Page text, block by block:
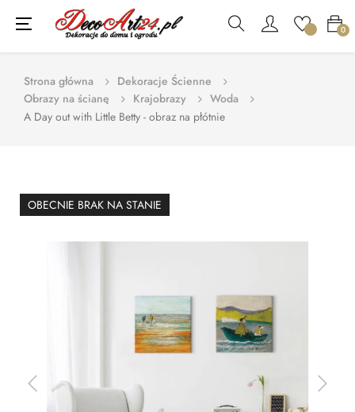
0
Toggle
navigation
☰
Strona główna
Dekoracje Ścienne
Obrazy na ścianę
Krajobrazy
Woda
A Day out with Little Betty - obraz na płótnie
OBECNIE BRAK NA STANIE